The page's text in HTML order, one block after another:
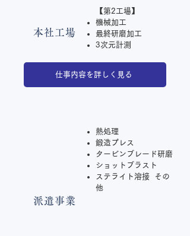
本社工場
【第2工場】
機械加工
最終研磨加工
3次元計測
仕事内容を詳しく見る
派遣事業
熱処理
鍛造プレス
タービンブレード研磨
ショットブラスト
ステライト溶接 その
他